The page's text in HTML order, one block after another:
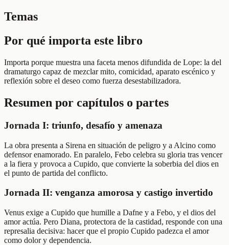
Temas
Por qué importa este libro
Importa porque muestra una faceta menos difundida de Lope: la del
dramaturgo capaz de mezclar mito, comicidad, aparato escénico y
reflexión sobre el deseo como fuerza desestabilizadora.
Resumen por capítulos o partes
Jornada I: triunfo, desafío y amenaza
La obra presenta a Sirena en situación de peligro y a Alcino como
defensor enamorado. En paralelo, Febo celebra su gloria tras vencer
a la fiera y provoca a Cupido, que convierte la soberbia del dios en
el punto de partida del conflicto.
Jornada II: venganza amorosa y castigo invertido
Venus exige a Cupido que humille a Dafne y a Febo, y el dios del
amor actúa. Pero Diana, protectora de la castidad, responde con una
represalia decisiva: hacer que el propio Cupido padezca el amor
como dolor y dependencia.